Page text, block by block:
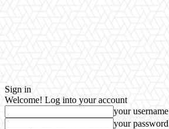
Sign in
Welcome! Log into your account
your username
your password